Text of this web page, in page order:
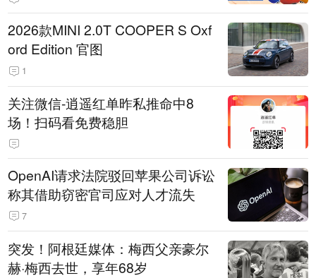
2026款MINI 2.0T COOPER S Oxf
ord Edition 官图
1
关注微信-逍遥红单昨私推命中8
场！扫码看免费稳胆
OpenAI请求法院驳回苹果公司诉讼
称其借助窃密官司应对人才流失
7
突发！阿根廷媒体：梅西父亲豪尔
赫·梅西去世，享年68岁